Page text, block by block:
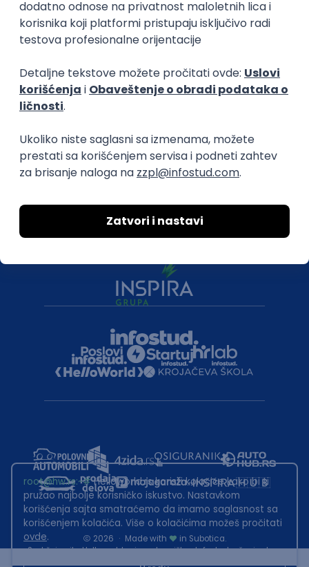
O nama
Uslovi korišćenja
Politika privatnosti
Uklonjeni profili poslodavaca
Druželjubivi smo!
2026 · Made with
in Subotica.
Sadržaj sajta Helloworld.rs je u vlasništvu Infostud rešenja d.o.o.
root@hw.rs:~#Helloworld.rs koristi kolačiće kako bi ti
pružao najbolje korisničko iskustvo. Nastavkom
korišćenja sajta smatraćemo da imamo saglasnost sa
korišćenjem kolačića. Više o kolačićima možeš pročitati
ovde.